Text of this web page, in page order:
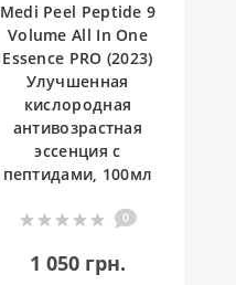
Medi Peel Peptide 9
Volume All In One
Essence PRO (2023)
Улучшенная
кислородная
антивозрастная
эссенция с
пептидами, 100мл
0
1 050 грн.